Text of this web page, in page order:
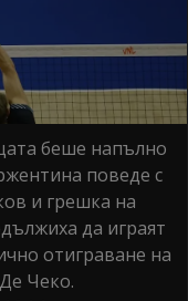
беше напълно
поведе с
и грешка на
да играят
отиграване на
Чеко.